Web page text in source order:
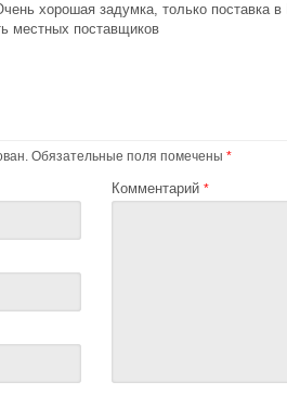
хорошая задумка, только поставка
местных поставщиков
Обязательные поля помечены *
Комментарий *